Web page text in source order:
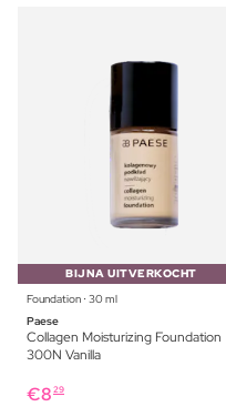
BIJNA UITVERKOCHT
Foundation ⋅ 30 ml
Paese
Collagen Moisturizing Foundation
300N Vanilla
€8 29